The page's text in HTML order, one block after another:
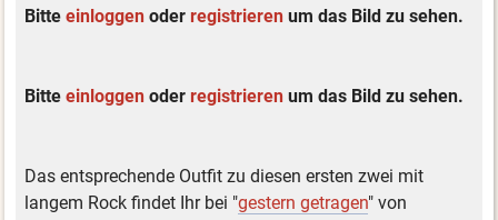
Bitteeinloggen oderregistrieren um das Bild zu sehen.
Bitteeinloggen oderregistrieren um das Bild zu sehen.
Das entsprechende Outfit zu diesen ersten zwei mit
langem Rock findet Ihr bei "gestern getragen" von